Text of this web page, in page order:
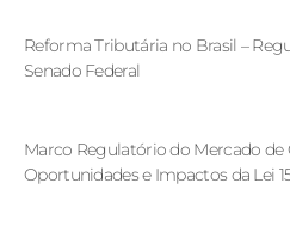
Reforma Tributária no Brasil –
Senado Federal
Marco Regulatório do Mercado de
Oportunidades e Impactos da Lei